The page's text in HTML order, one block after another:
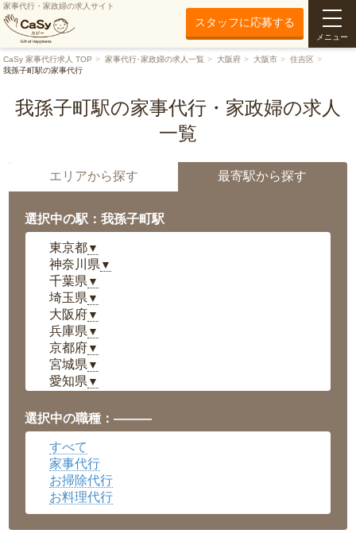
家事代行・家政婦の求人サイト
スタッフに応募する
メニュー
CaSy 家事代行求人 TOP 家事代行･家政婦の求人一覧 大阪府 大阪市
住吉区
我孫子町駅の家事代行
我孫子町駅の家事代行・家政婦の求人
一覧
エリアから探す 最寄駅から探す
選択中の駅：我孫子町駅
東京都▼
神奈川県 ▼
千葉県 ▼
埼玉県 ▼
大阪府▼
兵庫県 ▼
京都府▼
宮城県 ▼
愛知県 ▼
岡山県▼
広島県▼
沖縄県
選択中の職種：———
すべて
家事代行
お掃除代行
お料理代行